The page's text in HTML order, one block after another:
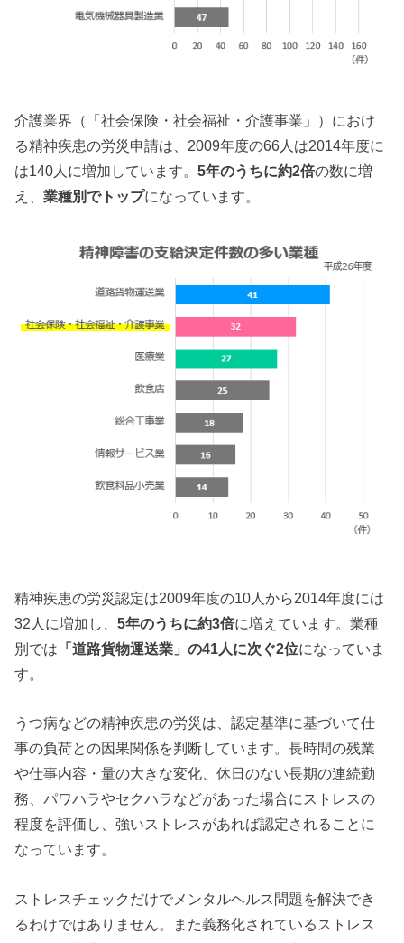
介護業界（「社会保険・社会福祉・介護事業」）におけ
る精神疾患の労災申請は、2009年度の66人は2014年度に
は140人に増加しています。5年のうちに約2倍の数に増
え、業種別でトップになっています。
精神疾患の労災認定は2009年度の10人から2014年度には
32人に増加し、5年のうちに約3倍に増えています。業種
別では 「道路貨物運送業」の41人に次ぐ2位になっていま
す。
うつ病などの精神疾患の労災は、認定基準に基づいて仕
事の負荷との因果関係を判断しています。長時間の残業
や仕事内容・量の大きな変化、休日のない長期の連続勤
務、パワハラやセクハラなどがあった場合にストレスの
程度を評価し、強いストレスがあれば認定されることに
なっています。
ストレスチェックだけでメンタルヘルス問題を解決でき
るわけではありません。また義務化されているストレス